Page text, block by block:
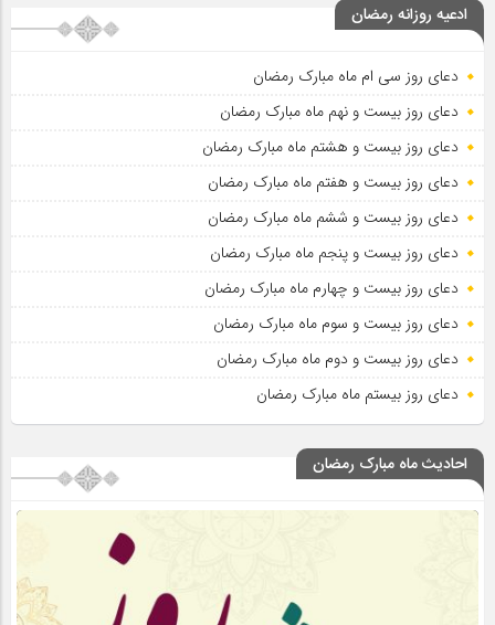
ادعیه روزانه رمضان
دعای روز سی ام ماه مبارک رمضان
دعای روز بیست و نهم ماه مبارک رمضان
دعای روز بیست و هشتم ماه مبارک رمضان
دعای روز بیست و هفتم ماه مبارک رمضان
دعای روز بیست و ششم ماه مبارک رمضان
دعای روز بیست و پنجم ماه مبارک رمضان
دعای روز بیست و چهارم ماه مبارک رمضان
دعای روز بیست و سوم ماه مبارک رمضان
دعای روز بیست و دوم ماه مبارک رمضان
دعای روز بیستم ماه مبارک رمضان
احادیث ماه مبارک رمضان